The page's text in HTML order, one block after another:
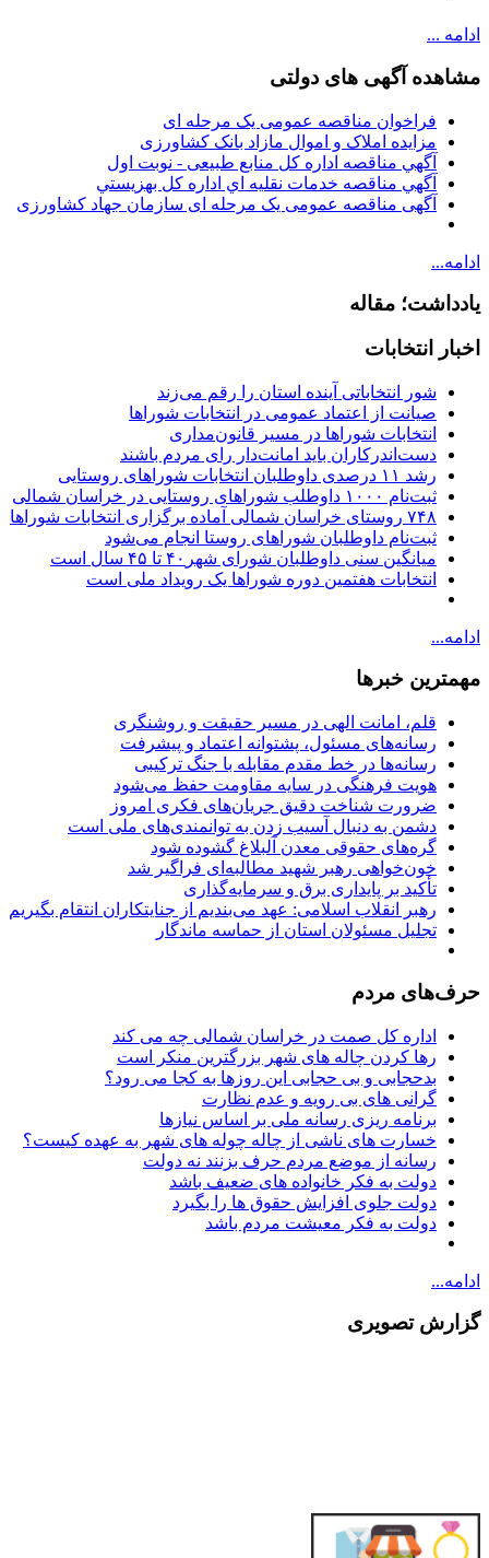
ادامه ...
مشاهده آگهی های دولتی
فراخوان مناقصه عمومی یک مرحله ای
مزایده املاک و اموال مازاد بانک کشاورزی
آگهي مناقصه اداره کل منابع طبیعی - نوبت اول
آگهي مناقصه خدمات نقليه اي اداره كل بهزيستي
آگهی مناقصه عمومی یک مرحله ای سازمان جهاد کشاورزی
ادامه...
یادداشت؛ مقاله
اخبار انتخابات
شور انتخاباتی آینده استان را رقم می‌زند
صیانت از اعتماد عمومی در انتخابات شوراها
انتخابات شوراها در مسیر قانون‌مداری
دست‌اندرکاران باید امانت‌دار رای مردم باشند
رشد ۱۱ درصدی داوطلبان انتخابات شوراهای روستایی
ثبت‌نام ۱۰۰۰ داوطلب شوراهای روستایی در خراسان شمالی
۷۴۸ روستای خراسان شمالی آماده برگزاری انتخابات شوراها
ثبت‌نام داوطلبان شوراهای روستا انجام می‌شود
میانگین سنی داوطلبان شورای شهر۴۰ تا ۴۵ سال است
انتخابات هفتمین دوره شوراها یک رویداد ملی است
ادامه...
مهمترین خبرها
قلم، امانت الهی در مسیر حقیقت و روشنگری
رسانه‌های مسئول، پشتوانه اعتماد و پیشرفت
رسانه‌ها در خط مقدم مقابله با جنگ ترکیبی
هویت فرهنگی در سایه مقاومت حفظ می‌شود
ضرورت شناخت دقیق جریان‌های فکری امروز
دشمن به دنبال آسیب زدن به توانمندی‌های ملی است
گره‌های حقوقی معدن آلبلاغ گشوده شود
خون‌خواهی رهبر شهید مطالبه‌ای فراگیر شد
تأکید بر پایداری برق و سرمایه‌گذاری
رهبر انقلاب اسلامی: عهد می‌بندیم از جنایتکاران انتقام بگیریم
تجلیل مسئولان استان از حماسه ماندگار
حرف‌های مردم
اداره کل صمت در خراسان شمالی چه می کند
رها کردن چاله های شهر بزرگترین منکر است
بدحجابی و بی حجابی این روزها به کجا می رود؟
گرانی های بی رویه و عدم نظارت
برنامه ریزی رسانه ملی بر اساس نیازها
خسارت های ناشی از چاله چوله های شهر به عهده کیست؟
رسانه از موضع مردم حرف بزنند نه دولت
دولت به فکر خانواده های ضعیف باشد
دولت جلوی افزایش حقوق ها را بگیرد
دولت به فکر معیشت مردم باشد
ادامه...
گزارش تصویری